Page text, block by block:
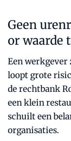
Geen
or waarde
Een
loopt grote
de rechtbank
een klein
schuilt een
organisaties.